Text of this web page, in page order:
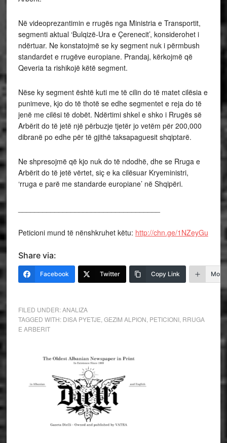
Në videoprezantimin e rrugës nga Ministria e Transportit,
segmenti aktual ‘Bulqizë-Ura e Çerenecit’, konsiderohet i
ndërtuar. Ne konstatojmë se ky segment nuk i përmbush
standardet e rrugëve europiane. Prandaj, kërkojmë që
Qeveria ta rishikojë këtë segment.
Nëse ky segment është kuti me të cilin do të matet cilësia e
punimeve, kjo do të thotë se edhe segmentet e reja do të
jenë me cilësi të dobët. Ndërtimi shkel e shko i Rrugës së
Arbërit do të jetë një përbuzje tjetër jo vetëm për 200,000
dibranë po edhe për të gjithë taksapaguesit shqiptarë.
Ne shpresojmë që kjo nuk do të ndodhë, dhe se Rruga e
Arbërit do të jetë vërtet, siç e ka cilësuar Kryeministri,
‘rruga e parë me standarde europiane’ në Shqipëri.
Peticioni mund të nënshkruhet këtu: http://chn.ge/1NZeyGu
Share via:
Facebook Twitter Copy Link More
FILED UNDER:ANALIZA
TAGGED WITH: DISA PYETJE GEZIM ALPION PETICIONI, RRUGA
E ARBERIT